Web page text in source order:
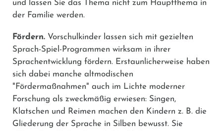
und lassen Sie das Thema nicht zum Hauptthema in
der Familie werden.
Fördern. Vorschulkinder lassen sich mit gezielten
Sprach-Spiel-Programmen wirksam in ihrer
Sprachentwicklung fördern. Erstaunlicherweise haben
sich dabei manche altmodischen
"Fördermaßnahmen" auch im Lichte moderner
Forschung als zweckmäßig erwiesen: Singen,
Klatschen und Reimen machen den Kindern z. B. die
Gliederung der Sprache in Silben bewusst. Sie